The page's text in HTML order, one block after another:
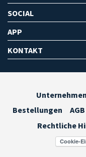
SOCIAL
APP
KONTAKT
Bestellungen
AGB
Rechtliche
Cookie-